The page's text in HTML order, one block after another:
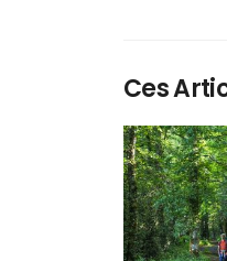
Ces